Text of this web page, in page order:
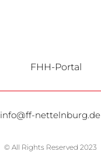
FHH-Portal
info@ff-nettelnburg.de
© All Rights Reserved 2023